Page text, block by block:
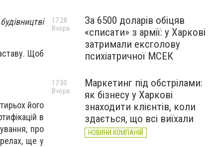
Щоб
його
в
про
ще у
За 6500 доларів обіцяв
«списати» з армії: у Харкові
затримали ексголову
психіатричної МСЕК
17:28
Вчора
Маркетинг під обстрілами:
як бізнесу у Харкові
знаходити клієнтів, коли
здається, що всі виїхали
НОВИНИ КОМПАНІЙ
17:00
Вчора